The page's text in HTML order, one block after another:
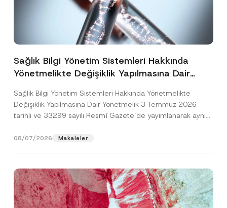
Sağlık Bilgi Yönetim Sistemleri Hakkında
Yönetmelikte Değişiklik Yapılmasına Dair
Sağlık Bilgi Yönetim Sistemleri Hakkında Yönetmelikte
Değişiklik Yapılmasına Dair Yönetmelik 3 Temmuz 2026
tarihli ve 33299 sayılı Resmî Gazete’de yayımlanarak aynı
08/07/2026 Makaleler